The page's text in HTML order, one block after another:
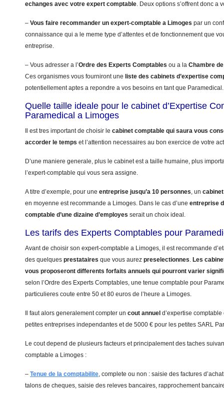
echanges avec votre expert comptable. Deux options s’offrent donc a
– Vous faire recommander un expert-comptable a Limoges par un
connaissance qui a le meme type d’attentes et de fonctionnement que
entreprise.
– Vous adresser a l’Ordre des Experts Comptables ou a la Chambre
Ces organismes vous fourniront une liste des cabinets d’expertise
potentiellement aptes a repondre a vos besoins en tant que Paramedical.
Quelle taille ideale pour le cabinet d’Expertise
Paramedical a Limoges
Il est tres important de choisir le cabinet comptable qui saura vous
accorder le temps et l’attention necessaires au bon exercice de votre
D’une maniere generale, plus le cabinet est a taille humaine, plus
l’expert-comptable qui vous sera assigne.
A titre d’exemple, pour une entreprise jusqu’a 10 personnes, un
en moyenne est recommande a Limoges. Dans le cas d’une entreprise
comptable d’une dizaine d’employes serait un choix ideal.
Les tarifs des Experts Comptables pour
Avant de choisir son expert-comptable a Limoges, il est recommande
des quelques prestataires que vous aurez preselectionnes. Les
vous proposeront differents forfaits annuels qui pourront varier
selon l’Ordre des Experts Comptables, une tenue comptable pour
particulieres coute entre 50 et 80 euros de l’heure a Limoges.
Il faut alors generalement compter un cout annuel d’expertise
petites entreprises independantes et de 5000 € pour les petites SARL
Le cout depend de plusieurs facteurs et principalement des taches
comptable a Limoges :
– Tenue de la comptabilite, complete ou non : saisie des factures
talons de cheques, saisie des releves bancaires, rapprochement